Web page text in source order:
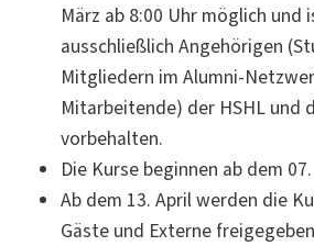
März ab 8:00 Uhr möglich und
ausschließlich Angehörigen
Mitgliedern im Alumni-
Mitarbeitende) der HSHL und
vorbehalten.
Die Kurse beginnen ab dem
Ab dem 13. April werden die
Gäste und Externe